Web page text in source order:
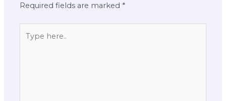
Required fields are marked *
here..